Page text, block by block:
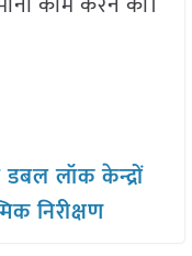
लॉक केन्द्रों
निरीक्षण